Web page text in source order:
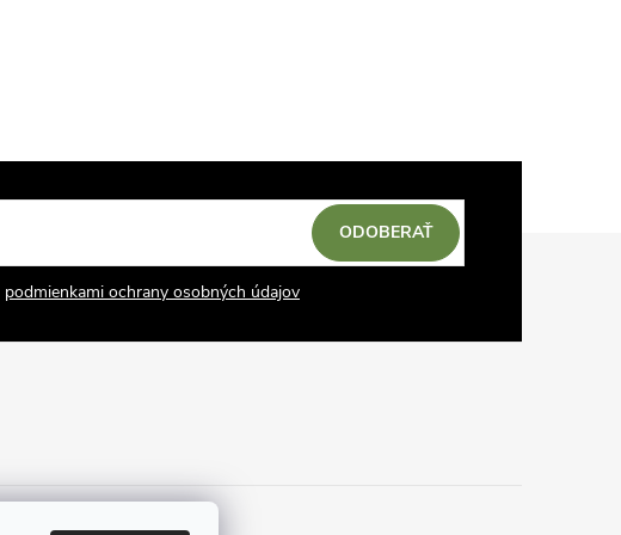
podmienkami ochrany osobných údajov
ODOBERAŤ